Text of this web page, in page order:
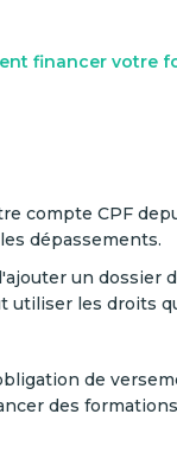
financer votre
compte CPF
dépassements.
un dossier
utiliser les droits
de
des